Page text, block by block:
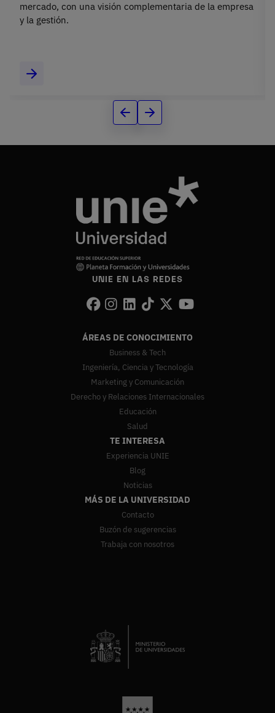
mercado, con una visión complementaria de la empresa
y la gestión.
UNIE EN LAS REDES
ÁREAS DE CONOCIMIENTO
Business & Tech
Ingeniería, Ciencia y Tecnología
Marketing y Comunicación
Derecho y Relaciones Internacionales
Educación
Salud
TE INTERESA
Experiencia UNIE
Blog
Noticias
MÁS DE LA UNIVERSIDAD
Contacto
Buzón de sugerencias
Trabaja con nosotros